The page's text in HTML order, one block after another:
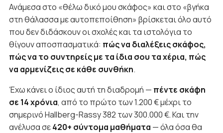
Ανάμεσα στο «θέλω δικό μου σκάφος» και στο «βγήκα
στη θάλασσα με αυτοπεποίθηση» βρίσκεται όλο αυτό
που δεν διδάσκουν οι σχολές και τα ιστολόγια το
θίγουν αποσπασματικά: πώς να διαλέξεις σκάφος,
πώς να το συντηρείς με τα ίδια σου τα χέρια, πώς
να αρμενίζεις σε κάθε συνθήκη.
Έχω κάνει ο ίδιος αυτή τη διαδρομή — πέντε σκάφη
σε 14 χρόνια, από το πρώτο των 1.200 € μέχρι το
σημερινό Hallberg-Rassy 382 των 300.000 €. Και την
ανέλυσα σε420+ σύντομα μαθήματα — όλα όσα θα